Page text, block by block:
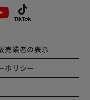
売業者の表示
ポリシー